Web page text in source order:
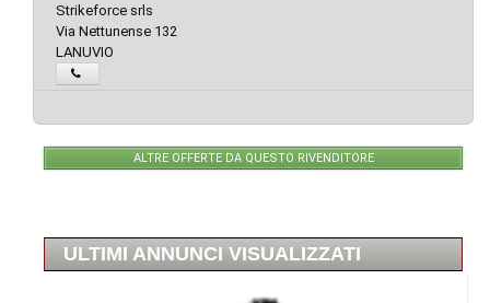
Strikeforce srls
Via Nettunense 132
LANUVIO
ALTRE OFFERTE DA QUESTO RIVENDITORE
ULTIMI ANNUNCI VISUALIZZATI